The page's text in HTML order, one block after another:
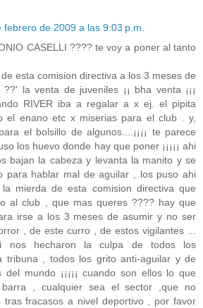
febrero de 2009 a las 9:03 p.m.
CASELLI ???? te voy a poner al tanto
esta comision directiva a los 3 meses de
la venta de juveniles ¡¡ bha venta ¡¡¡
RIVER iba a regalar a x ej. el pipita
el enano etc x miserias para el club . y,
el bolsillo de algunos....¡¡¡¡ te parece
los huevo donde hay que poner ¡¡¡¡¡ ahi
bajan la cabeza y levanta la manito y se
para hablar mal de aguilar , los puso ahi
la mierda de esta comision directiva que
al club , que mas queres ???? hay que
irse a los 3 meses de asumir y no ser
, de este curro , de estos vigilantes ...
nos hecharon la culpa de todos los
tribuna , todos los grito anti-aguilar y de
mundo ¡¡¡¡¡ cuando son ellos lo que
, cualquier sea el sector ,que no
tras fracasos a nivel deportivo , por favor